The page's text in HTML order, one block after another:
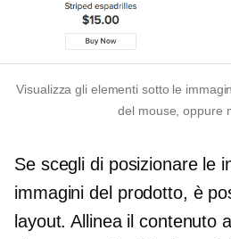
Visualizza gli elementi sotto le
del mouse, oppure
Se scegli di posizionare le
immagini del prodotto, è
layout. Allinea il contenuto